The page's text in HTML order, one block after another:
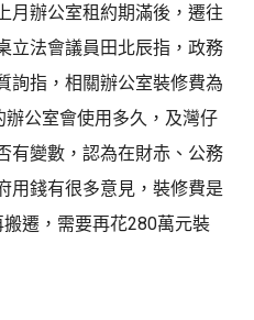
月辦公室租約期滿後，遷往
立法會議員田北辰指，政務
詢指，相關辦公室裝修費為
公室會使用多久，及灣仔
有變數，認為在財赤、公務
用錢有很多意見，裝修費是
遷，需要再花280萬元裝